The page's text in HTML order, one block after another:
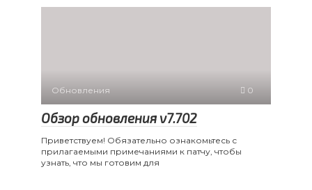
Обновления 0
Обзор обновления v7.702
Приветствуем! Обязательно ознакомьтесь с
прилагаемыми примечаниями к патчу, чтобы
узнать, что мы готовим для